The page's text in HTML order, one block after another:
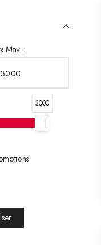
Max :
3000